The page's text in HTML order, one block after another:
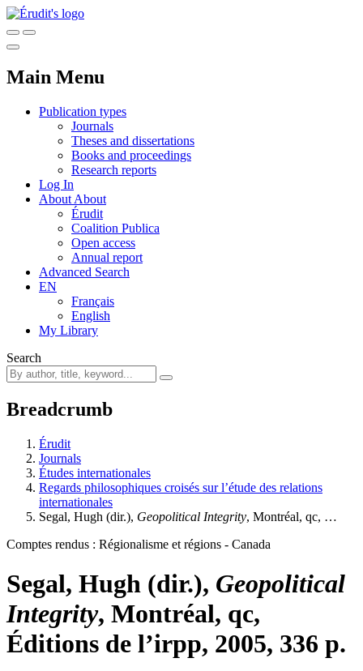
Main Menu
Publication types
Journals
Theses and dissertations
Books and proceedings
Research reports
Log In
About About
Érudit
Coalition Publica
Open access
Annual report
Advanced Search
EN
Français
English
My Library
Search
Breadcrumb
Érudit
Journals
Études internationales
Regards philosophiques croisés sur l’étude des relations
internationales
Segal, Hugh (dir.), Geopolitical Integrity, Montréal, qc, …
Comptes rendus : Régionalisme et régions - Canada
Segal, Hugh (dir.), Geopolitical
Integrity, Montréal, qc,
Éditions de l’irpp, 2005, 336 p.